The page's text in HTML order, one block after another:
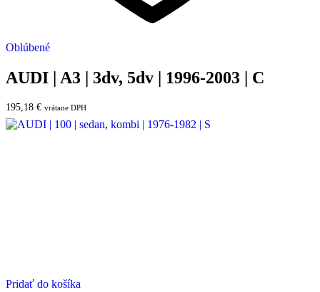
Oblúbené
AUDI | A3 | 3dv, 5dv | 1996-2003 | C
195,18 € vrátane DPH
Pridať do košíka